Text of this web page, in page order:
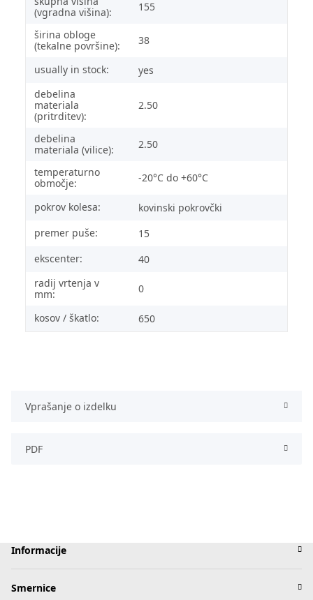
(vgradna višina):
155
širina obloge
(tekalne površine):
38
usually in stock:
yes
debelina
materiala
(pritrditev):
2.50
debelina
materiala (vilice):
2.50
temperaturno
območje:
-20°C do +60°C
pokrov kolesa:
kovinski pokrovčki
premer puše:
15
ekscenter:
40
radij vrtenja v
mm:
0
kosov / škatlo: 650
Vprašanje o izdelku
PDF
Informacije
Smernice